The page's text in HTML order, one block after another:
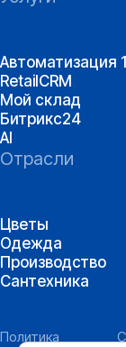
Автоматизация
RetailCRM
Мой склад
Битрикс24
AI
Отрасли
Цветы
Одежда
Производство
Сантехника
Политика